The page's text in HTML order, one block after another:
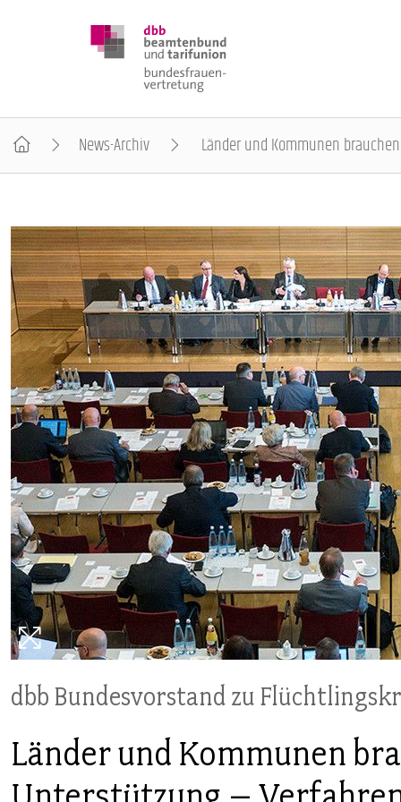
BUNDESTAGSWAHL 2025
POSITIONEN
SCHWERPUNKTTHEMEN
PUBLIKATIONEN
TERMINE & VERANSTALTUNGEN
MITGLIEDSCHAFT & SERVICE
News-Archiv Länder und Kommunen
dbb Bundesvorstand zu
Länder und Kommunen